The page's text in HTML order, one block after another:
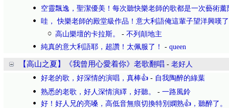
空靈飄逸，聖潔優美！每次聽快樂老師的歌都是一次藝術薰
哇， 快樂老師的殿堂級作品！意大利語俺這輩子望洋興嘆
高山樂壇的卡拉斯。
- 不列顛地主
純真的意大利語耶，超讚！太佩服了！
- queen
【高山之夏】《我曾用心愛着你》老歌翻唱 - 老好人
好老的歌，好深情的演唱，真棒👍 - 自我陶醉的綠葉
熟悉的老歌，好人深情演繹，好聽。
- 一路風鈴
好！好人兄的亮嗓，高低音無痕切換特別嫻熟👍，聽醉了。